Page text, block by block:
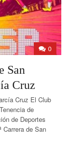
0
San
Cruz
Cruz El Club
de
de Deportes
Carrera de San